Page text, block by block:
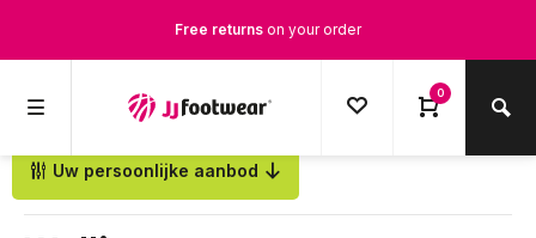
Free returns on your order
0
Uw persoonlijke aanbod